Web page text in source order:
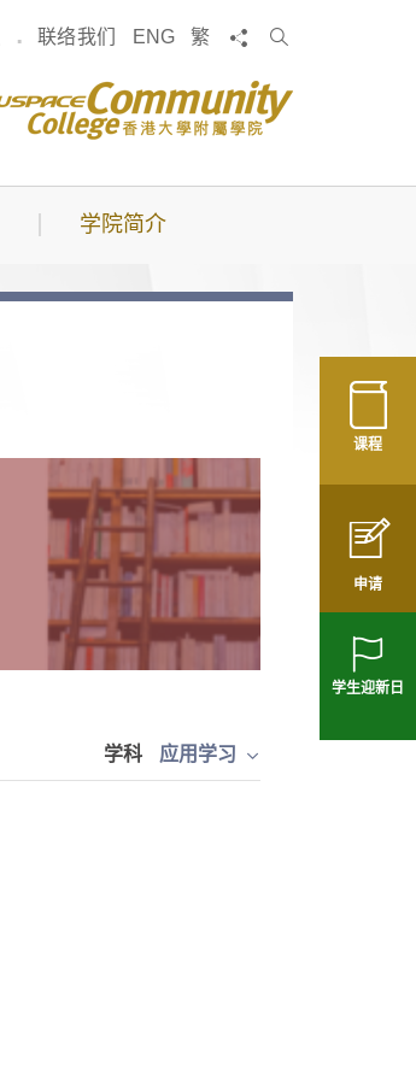
联络我们 ENG 繁 分享
搜
学院简介
课程
申请
学生迎新日
学科 应用学习